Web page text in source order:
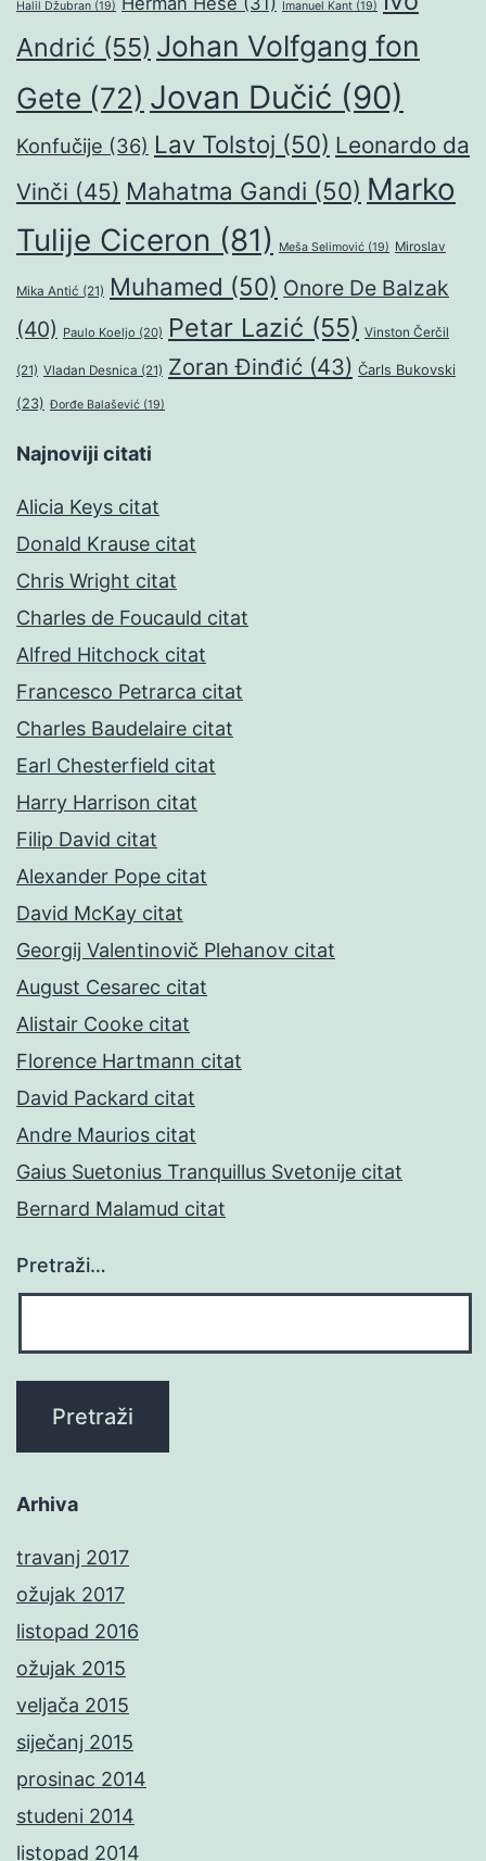
Halil Džubran (19) Imanuel Kant (19)
Andrić (55) Johan Volfgang fon
Gete (72) Jovan Dučić (90)
Konfučije (36) Lav Tolstoj (50) Leonardo da
Vinči (45) Mahatma Gandi (50) Marko
Tulije Ciceron (81) Meša Selimović (19) Miroslav
Mika Antić (21) Muhamed (50) Onore De Balzak
(40) Paulo Koeljo (20) Petar Lazić (55) Vinston Čerčil
(21) Vladan Desnica (21) Zoran Đinđić (43) Čarls Bukovski
(23) Đorđe Balašević (19)
Najnoviji citati
Alicia Keys citat
Donald Krause citat
Chris Wright citat
Charles de Foucauld citat
Alfred Hitchock citat
Francesco Petrarca citat
Charles Baudelaire citat
Earl Chesterfield citat
Harry Harrison citat
Filip David citat
Alexander Pope citat
David McKay citat
Georgij Valentinovič Plehanov citat
August Cesarec citat
Alistair Cooke citat
Florence Hartmann citat
David Packard citat
Andre Maurios citat
Gaius Suetonius Tranquillus Svetonije citat
Bernard Malamud citat
Pretraži…
Arhiva
travanj 2017
ožujak 2017
listopad 2016
ožujak 2015
veljača 2015
siječanj 2015
prosinac 2014
studeni 2014
listopad 2014